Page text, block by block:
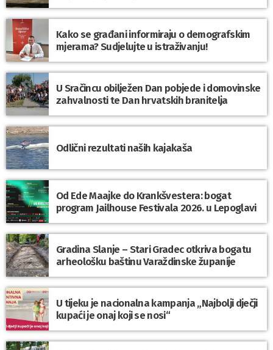
Kako se građani informiraju o demografskim
mjerama? Sudjelujte u istraživanju!
U Sračincu obilježen Dan pobjede i domovinske
zahvalnosti te Dan hrvatskih branitelja
Odlični rezultati naših kajakaša
Od Ede Maajke do Krankšvestera: bogat
program Jailhouse Festivala 2026. u Lepoglavi
Gradina Slanje – Stari Gradec otkriva bogatu
arheološku baštinu Varaždinske županije
U tijeku je nacionalna kampanja „Najbolji dječji
kupaći je onaj koji se nosi“